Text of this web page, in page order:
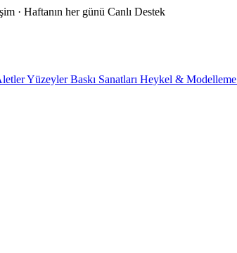
· Haftanın her günü Canlı Destek
YüzeylerBaskı Sanatları Heykel & Modelleme